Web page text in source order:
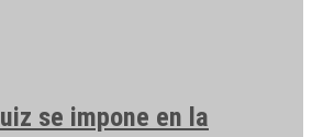
se impone en la